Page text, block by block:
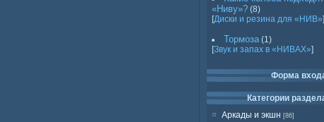
«Ниву»? (8)
[Диски и резина для «НИВ»]
Тормоза (1)
[Звук и запах в «НИВАХ»]
Форма
Категории
Аркады и экшн [86]